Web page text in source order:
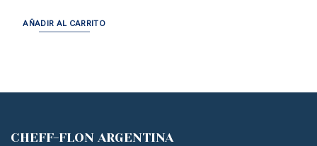
AÑADIR AL CARRITO
CHEFF-FLON ARGENTINA